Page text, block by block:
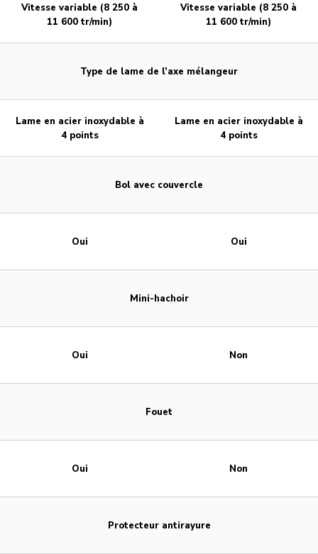
Type de lame de l’axe mélangeur
Bol avec couvercle
Mini-hachoir
Fouet
Protecteur antirayure
Vitesse variable (8 250 à
11 600 tr/min)
Lame en acier inoxydable à
4 points
Oui
Oui
Oui
Vitesse variable (8 250 à
11 600 tr/min)
Lame en acier inoxydable à
4 points
Oui
Non
Non